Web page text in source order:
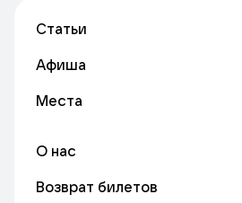
Статьи
Афиша
Места
О нас
Возврат билетов